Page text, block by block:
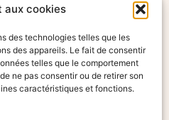
aux cookies
des technologies telles que les
des appareils. Le fait de consentir
telles que le comportement
ne pas consentir ou de retirer son
caractéristiques et fonctions.